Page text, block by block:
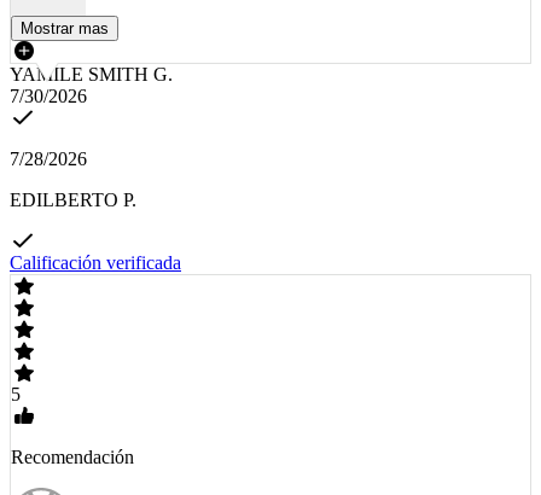
Mostrar mas
YAMILE SMITH G.
7/30/2026
7/28/2026
EDILBERTO P.
Calificación verificada
5
Recomendación